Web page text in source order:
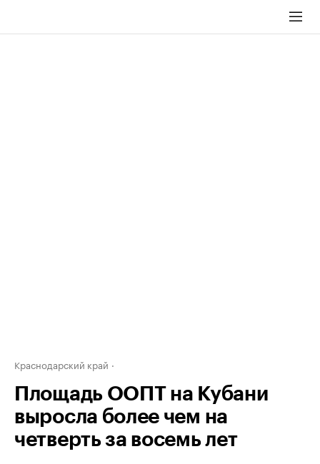
Краснодарский край
Площадь ООПТ на Кубани
выросла более чем на
четверть за восемь лет